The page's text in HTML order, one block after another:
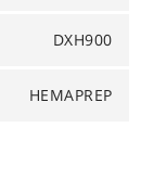
DXH900
HEMAPREP